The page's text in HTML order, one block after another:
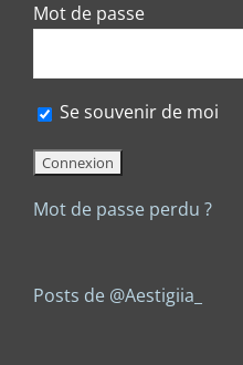
Mot de passe
Se souvenir de moi
Mot de passe perdu ?
Posts de @Aestigiia_